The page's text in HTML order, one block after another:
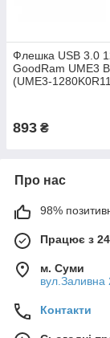
Флешка USB 3.0
GoodRam UME3
(UME3-
893 ₴
Про нас
98%
Працює з
м. Суми
вул.Заливна
Контакти